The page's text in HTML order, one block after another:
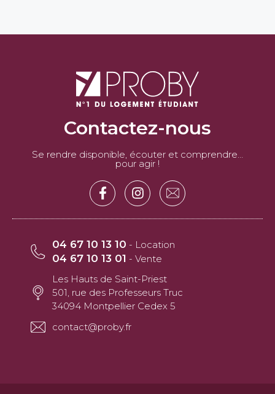
Contactez-nous
Se rendre disponible, écouter et comprendre…
pour agir !
04 67 10 13 10 - Location
04 67 10 13 01 - Vente
Les Hauts de Saint-Priest
501, rue des Professeurs Truc
34094 Montpellier Cedex 5
contact@proby.fr